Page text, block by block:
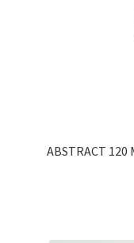
ABSTRACT 120